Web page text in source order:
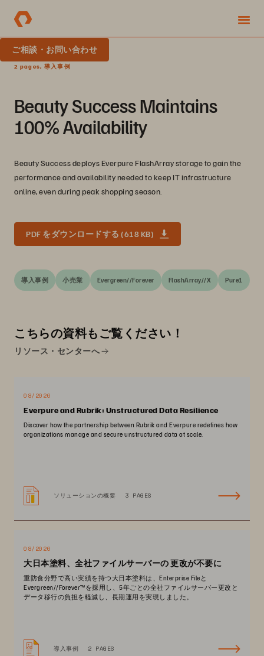
ご相談・お問い合わせ
2 pages, 導入事例
Beauty Success Maintains
100% Availability
Beauty Success deploys Everpure FlashArray storage to gain the
performance and availability needed to keep IT infrastructure
online, even during peak shopping season.
PDF をダウンロードする (618 KB)
導入事例 小売業 Evergreen//Forever FlashArray//X Pure1
こちらの資料もご覧ください！
リソース・センターへ
08/2026
Everpure and Rubrik: Unstructured Data Resilience
Discover how the partnership between Rubrik and Everpure redefines how
organizations manage and secure unstructured data at scale.
ソリューションの概要 3 PAGES
08/2026
大日本塗料、全社ファイルサーバーの 更改が不要に
重防食分野で高い実績を持つ大日本塗料は、Enterprise Fileと
Evergreen//Forever™を採用し、5年ごとの全社ファイルサーバー更改と
データ移行の負担を軽減し、長期運用を実現しました。
導入事例 2 PAGES